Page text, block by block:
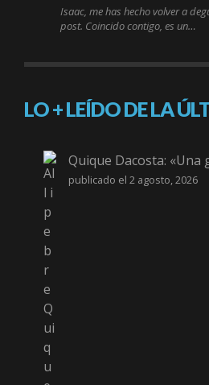
Isaac, me has hecho volver a
post. Coincido contigo, es un…
LO + LEÍDO DE LA
Quique Dacosta: «Una
publicado el 2 agosto, 2026